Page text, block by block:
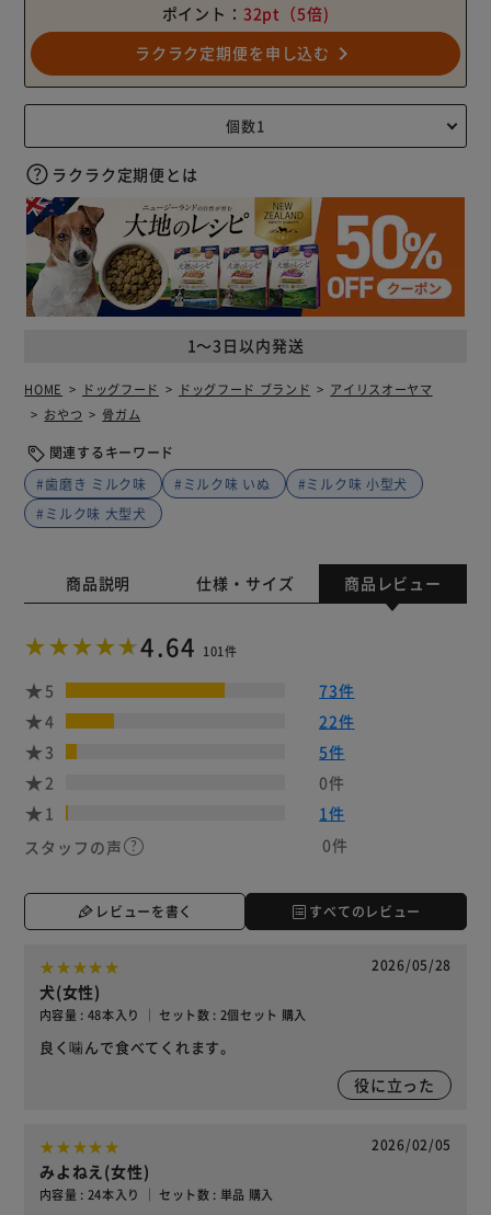
1～3日以内発送
ポイント： 32pt （5倍)
ラクラク定期便を申し込む navigate_next
ラクラク定期便とは
HOME ドッグフード ドッグフード ブランド
アイリスオーヤマ
おやつ
骨ガム
関連するキーワード
#歯磨き ミルク味
#ミルク味 いぬ
#ミルク味 小型犬
#ミルク味 大型犬
商品説明 仕様・サイズ 商品レビュー
4.64 101件
5
73件
4
22件
3
5件
2
0件
1
1件
スタッフの声
0件
レビューを書く すべてのレビュー
2026/05/28
犬(女性)
内容量 : 48本入り ｜ セット数 : 2個セット 購入
良く噛んで食べてくれます。
役に立った
2026/02/05
みよねえ(女性)
内容量 : 24本入り ｜ セット数 : 単品 購入